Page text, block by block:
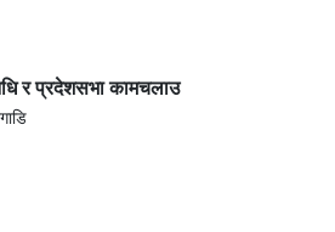
र प्रदेशसभा कामचलाउ